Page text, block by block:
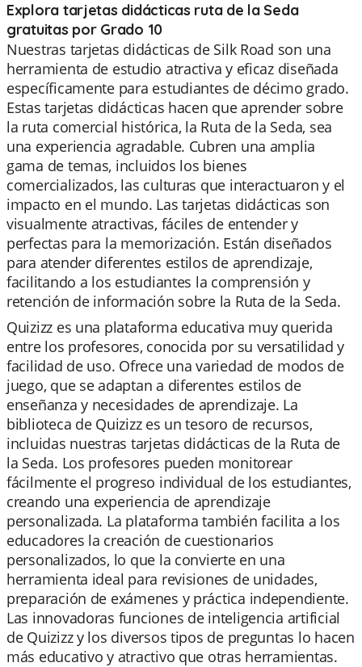
Explora tarjetas didácticas ruta de la Seda
gratuitas por Grado 10
Nuestras tarjetas didácticas de Silk Road son una
herramienta de estudio atractiva y eficaz diseñada
específicamente para estudiantes de décimo grado.
Estas tarjetas didácticas hacen que aprender sobre
la ruta comercial histórica, la Ruta de la Seda, sea
una experiencia agradable. Cubren una amplia
gama de temas, incluidos los bienes
comercializados, las culturas que interactuaron y el
impacto en el mundo. Las tarjetas didácticas son
visualmente atractivas, fáciles de entender y
perfectas para la memorización. Están diseñados
para atender diferentes estilos de aprendizaje,
facilitando a los estudiantes la comprensión y
retención de información sobre la Ruta de la Seda.
Quizizz es una plataforma educativa muy querida
entre los profesores, conocida por su versatilidad y
facilidad de uso. Ofrece una variedad de modos de
juego, que se adaptan a diferentes estilos de
enseñanza y necesidades de aprendizaje. La
biblioteca de Quizizz es un tesoro de recursos,
incluidas nuestras tarjetas didácticas de la Ruta de
la Seda. Los profesores pueden monitorear
fácilmente el progreso individual de los estudiantes,
creando una experiencia de aprendizaje
personalizada. La plataforma también facilita a los
educadores la creación de cuestionarios
personalizados, lo que la convierte en una
herramienta ideal para revisiones de unidades,
preparación de exámenes y práctica independiente.
Las innovadoras funciones de inteligencia artificial
de Quizizz y los diversos tipos de preguntas lo hacen
más educativo y atractivo que otras herramientas.